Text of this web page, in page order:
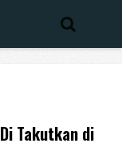
Takutkan di